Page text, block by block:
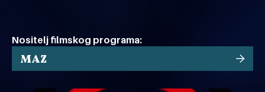
Nositelj filmskog programa:
MAZ